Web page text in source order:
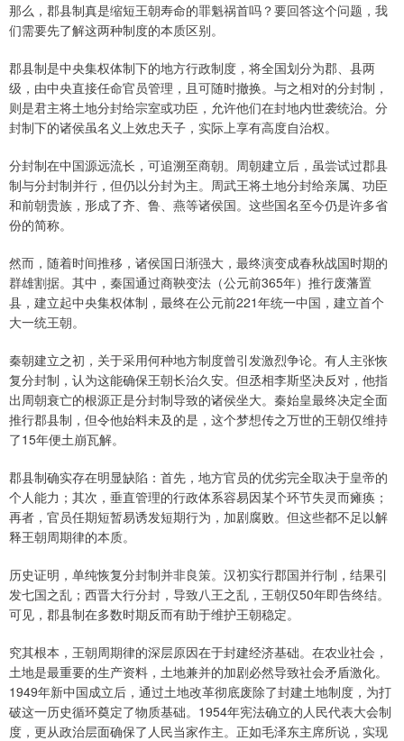
那么，郡县制真是缩短王朝寿命的罪魁祸首吗？要回答这个问题，我
们需要先了解这两种制度的本质区别。
郡县制是中央集权体制下的地方行政制度，将全国划分为郡、县两
级，由中央直接任命官员管理，且可随时撤换。与之相对的分封制，
则是君主将土地分封给宗室或功臣，允许他们在封地内世袭统治。分
封制下的诸侯虽名义上效忠天子，实际上享有高度自治权。
分封制在中国源远流长，可追溯至商朝。周朝建立后，虽尝试过郡县
制与分封制并行，但仍以分封为主。周武王将土地分封给亲属、功臣
和前朝贵族，形成了齐、鲁、燕等诸侯国。这些国名至今仍是许多省
份的简称。
然而，随着时间推移，诸侯国日渐强大，最终演变成春秋战国时期的
群雄割据。其中，秦国通过商鞅变法（公元前365年）推行废藩置
县，建立起中央集权体制，最终在公元前221年统一中国，建立首个
大一统王朝。
秦朝建立之初，关于采用何种地方制度曾引发激烈争论。有人主张恢
复分封制，认为这能确保王朝长治久安。但丞相李斯坚决反对，他指
出周朝衰亡的根源正是分封制导致的诸侯坐大。秦始皇最终决定全面
推行郡县制，但令他始料未及的是，这个梦想传之万世的王朝仅维持
了15年便土崩瓦解。
郡县制确实存在明显缺陷：首先，地方官员的优劣完全取决于皇帝的
个人能力；其次，垂直管理的行政体系容易因某个环节失灵而瘫痪；
再者，官员任期短暂易诱发短期行为，加剧腐败。但这些都不足以解
释王朝周期律的本质。
历史证明，单纯恢复分封制并非良策。汉初实行郡国并行制，结果引
发七国之乱；西晋大行分封，导致八王之乱，王朝仅50年即告终结。
可见，郡县制在多数时期反而有助于维护王朝稳定。
究其根本，王朝周期律的深层原因在于封建经济基础。在农业社会，
土地是最重要的生产资料，土地兼并的加剧必然导致社会矛盾激化。
1949年新中国成立后，通过土地改革彻底废除了封建土地制度，为打
破这一历史循环奠定了物质基础。1954年宪法确立的人民代表大会制
度，更从政治层面确保了人民当家作主。正如毛泽东主席所说，实现